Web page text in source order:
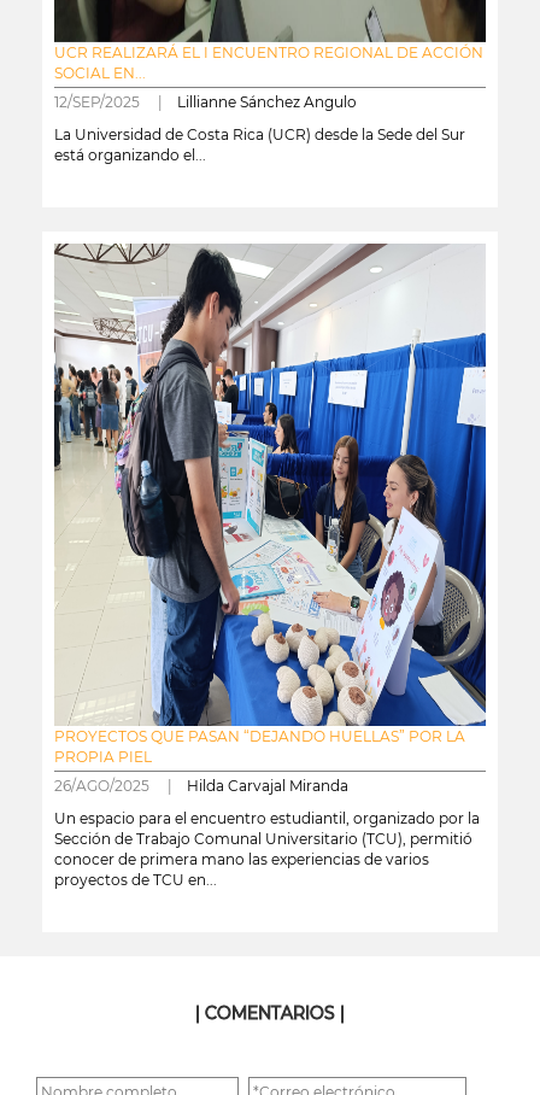
UCR REALIZARÁ EL I ENCUENTRO REGIONAL DE ACCIÓN
SOCIAL EN...
12/SEP/2025 | Lillianne Sánchez Angulo
La Universidad de Costa Rica (UCR) desde la Sede del Sur
está organizando el...
PROYECTOS QUE PASAN “DEJANDO HUELLAS” POR LA
PROPIA PIEL
26/AGO/2025 | Hilda Carvajal Miranda
Un espacio para el encuentro estudiantil, organizado por la
Sección de Trabajo Comunal Universitario (TCU), permitió
conocer de primera mano las experiencias de varios
proyectos de TCU en...
| COMENTARIOS |